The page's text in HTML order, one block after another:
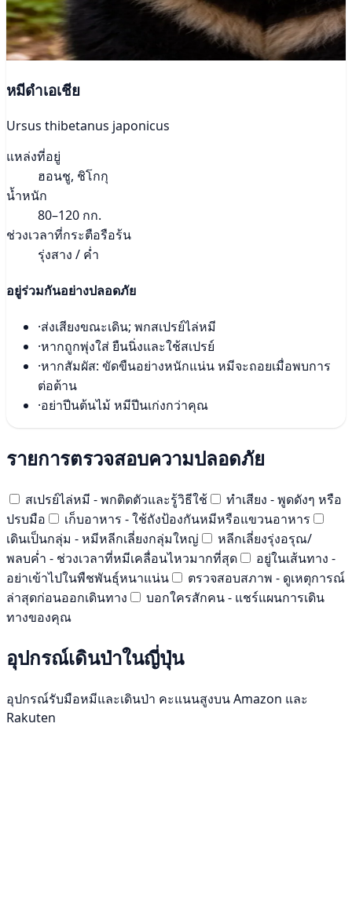
หมีดำเอเชีย
Ursus thibetanus japonicus
แหล่งที่อยู่
ฮอนชู, ชิโกกุ
น้ำหนัก
80–120 กก.
ช่วงเวลาที่กระตือรือร้น
รุ่งสาง / ค่ำ
อยู่ร่วมกันอย่างปลอดภัย
·ส่งเสียงขณะเดิน; พกสเปรย์ไล่หมี
·หากถูกพุ่งใส่ ยืนนิ่งและใช้สเปรย์
·หากสัมผัส: ขัดขืนอย่างหนักแน่น หมีจะถอยเมื่อพบการ
ต่อต้าน
·อย่าปีนต้นไม้ หมีปีนเก่งกว่าคุณ
รายการตรวจสอบความปลอดภัย
สเปรย์ไล่หมี - พกติดตัวและรู้วิธีใช้
ทำเสียง - พูดดังๆ หรือ
ปรบมือ
เก็บอาหาร - ใช้ถังป้องกันหมีหรือแขวนอาหาร
เดินเป็นกลุ่ม - หมีหลีกเลี่ยงกลุ่มใหญ่
หลีกเลี่ยงรุ่งอรุณ/
พลบค่ำ - ช่วงเวลาที่หมีเคลื่อนไหวมากที่สุด
อยู่ในเส้นทาง -
อย่าเข้าไปในพืชพันธุ์หนาแน่น
ตรวจสอบสภาพ - ดูเหตุการณ์
ล่าสุดก่อนออกเดินทาง
บอกใครสักคน - แชร์แผนการเดิน
ทางของคุณ
อุปกรณ์เดินป่าในญี่ปุ่น
อุปกรณ์รับมือหมีและเดินป่า คะแนนสูงบน Amazon และ
Rakuten